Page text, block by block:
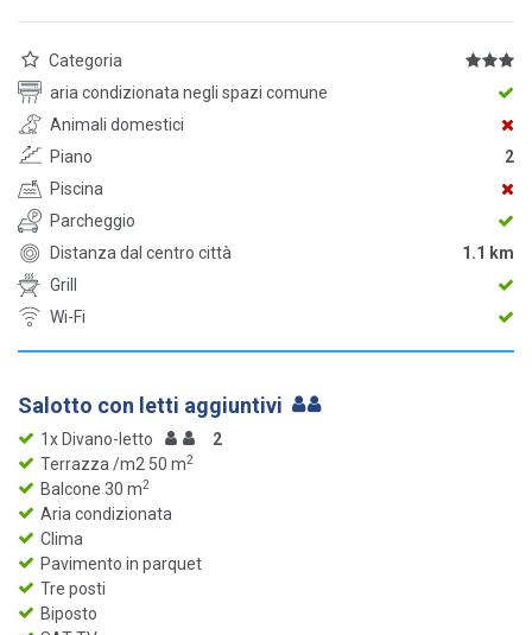
Categoria
aria condizionata negli spazi comune
Animali domestici
Piano
2
Piscina
Parcheggio
Distanza dal centro città
1.1 km
Grill
Wi-Fi
Salotto con letti aggiuntivi
1x Divano-letto
2
Terrazza /m2 50 m2
Balcone 30 m2
Aria condizionata
Clima
Pavimento in parquet
Tre posti
Biposto